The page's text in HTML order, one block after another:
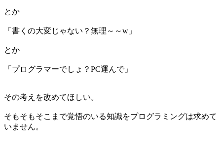
とか
「書くの大変じゃない？無理～～w」
とか
「プログラマーでしょ？PC運んで」
その考えを改めてほしい。
そもそもそこまで覚悟のいる知識をプログラミングは求めて
いません。